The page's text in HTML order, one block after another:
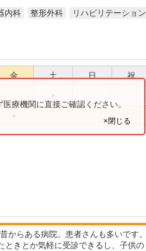
内科 整形外科
リハビリテーション
金 土 日 祝
療機関に直接ご確認ください。
×閉じる
からある病院。患者さんも多いです。
ときとか気軽に受診できるし、子供の